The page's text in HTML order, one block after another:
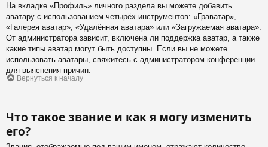
На вкладке «Профиль» личного раздела вы можете добавить
аватару с использованием четырёх инструментов: «Граватар»,
«Галерея аватар», «Удалённая аватара» или «Загружаемая аватара».
От администратора зависит, включена ли поддержка аватар, а также
какие типы аватар могут быть доступны. Если вы не можете
использовать аватары, свяжитесь с администратором конференции
для выяснения причин.
Вернуться к началу
Что такое звание и как я могу изменить
его?